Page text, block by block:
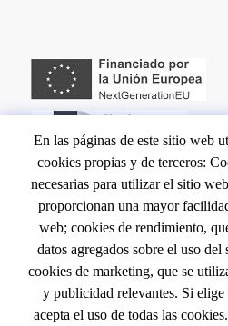
En las páginas de este sitio web
cookies propias y de terceros:
necesarias para utilizar el sitio
proporcionan una mayor
web; cookies de rendimiento,
datos agregados sobre el uso
cookies de marketing, que se
y publicidad relevantes. Si
acepta el uso de todas las
PRINCIPAL
CONTACTO
EVENTOS
LEGAL
NOTA LEGAL
POLÍTICA DE COOKIES